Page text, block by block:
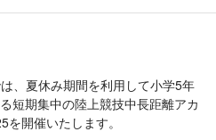
、夏休み期間を利用して小学5年
短期集中の陸上競技中長距離アカ
開催いたします。